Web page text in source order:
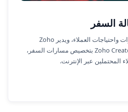
السفر
يتتبع Zoho CRM الاستفسارات واحتياجات العملاء، ويدير Zoho
Books المعاملات، ويقوم Zoho Creator بتخصيص مسارات السفر،